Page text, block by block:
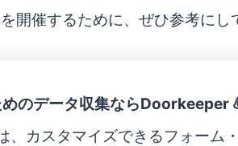
開催するために、ぜひ参考にし
のデータ収集ならDoorkeeper
、カスタマイズできるフォーム